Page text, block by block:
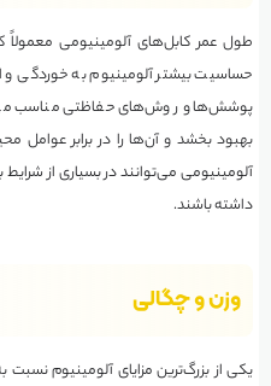
طول عمر کابل‌های آلومینیومی
حساسیت بیشتر آلومینیوم به خوردگی و
پوشش‌ها و روش‌های حفاظتی مناسب
بهبود بخشد و آن‌ها را در برابر عوامل
آلومینیومی می‌توانند در بسیاری از
داشته باشند.
وزن و چگالی
یکی از بزرگ‌ترین مزایای آلومینیوم